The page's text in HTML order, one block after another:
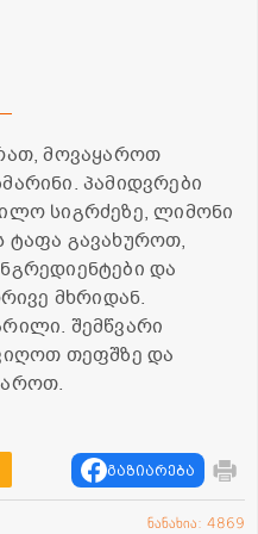
მოვაყაროთ
პამიდვრები
სიგრძეზე, ლიმონი
გავახუროთ,
და
მხრიდან.
შემწვარი
თეფშზე და
გაზიარება
ნანახია: 4869